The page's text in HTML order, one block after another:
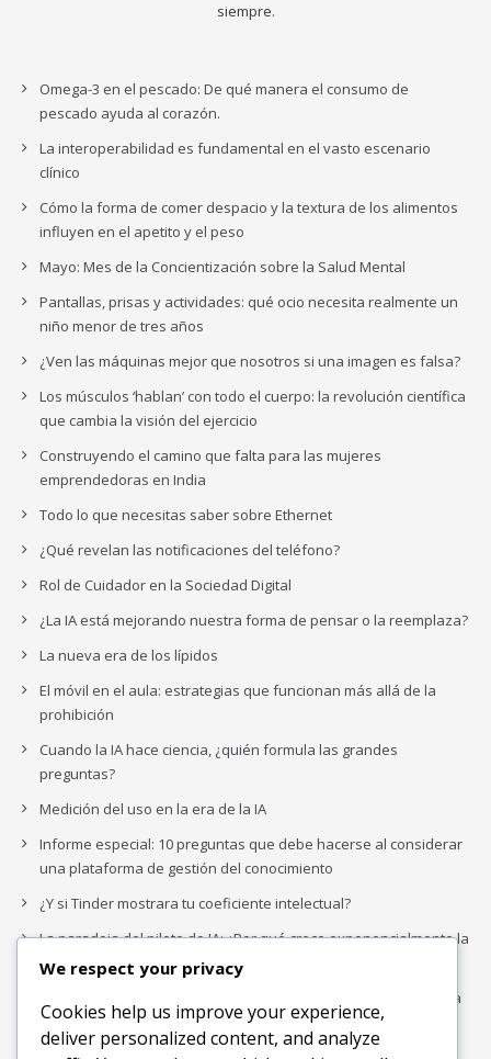
siempre.
Omega-3 en el pescado: De qué manera el consumo de
pescado ayuda al corazón.
La interoperabilidad es fundamental en el vasto escenario
clínico
Cómo la forma de comer despacio y la textura de los alimentos
influyen en el apetito y el peso
Mayo: Mes de la Concientización sobre la Salud Mental
Pantallas, prisas y actividades: qué ocio necesita realmente un
niño menor de tres años
¿Ven las máquinas mejor que nosotros si una imagen es falsa?
Los músculos ‘hablan’ con todo el cuerpo: la revolución científica
que cambia la visión del ejercicio
Construyendo el camino que falta para las mujeres
emprendedoras en India
Todo lo que necesitas saber sobre Ethernet
¿Qué revelan las notificaciones del teléfono?
Rol de Cuidador en la Sociedad Digital
¿La IA está mejorando nuestra forma de pensar o la reemplaza?
La nueva era de los lípidos
El móvil en el aula: estrategias que funcionan más allá de la
prohibición
Cuando la IA hace ciencia, ¿quién formula las grandes
preguntas?
Medición del uso en la era de la IA
Informe especial: 10 preguntas que debe hacerse al considerar
una plataforma de gestión del conocimiento
¿Y si Tinder mostrara tu coeficiente intelectual?
La paradoja del piloto de IA: ¿Por qué crece exponencialmente la
complejidad de la IA empresarial?
Los organigramas de marketing se crearon para los canales. La
IA acaba de dejarlos obsoletos.
We respect your privacy
Cookies help us improve your experience,
deliver personalized content, and analyze